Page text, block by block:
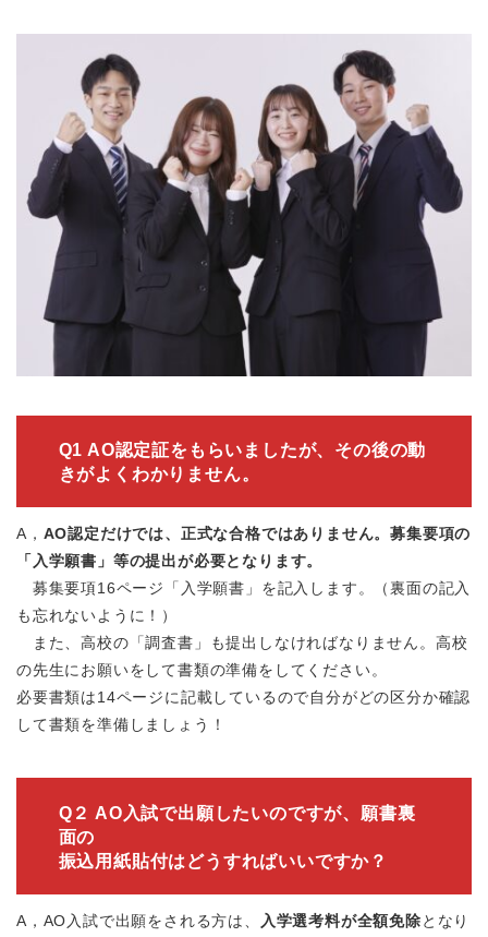
Q1 AO認定証をもらいましたが、その後の動
きがよくわかりません。
A， AO認定だけでは、正式な合格ではありません。募集要項の
「入学願書」等の提出が必要となります。
募集要項16ページ「入学願書」を記入します。（裏面の記入
も忘れないように！）
また、高校の「調査書」も提出しなければなりません。高校
の先生にお願いをして書類の準備をしてください。
必要書類は14ページに記載しているので自分がどの区分か確認
して書類を準備しましょう！
Q２ AO入試で出願したいのですが、願書裏
面の
振込用紙貼付はどうすればいいですか？
A，AO入試で出願をされる方は、 入学選考料が全額免除となり